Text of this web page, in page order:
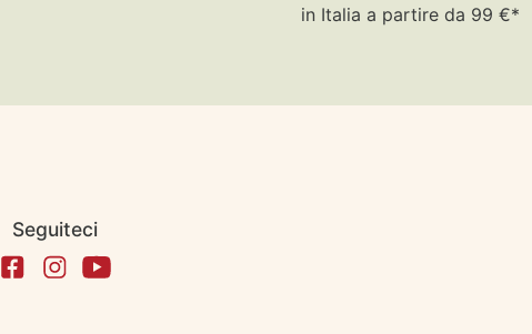
in Italia a partire da 99 €*
Seguiteci